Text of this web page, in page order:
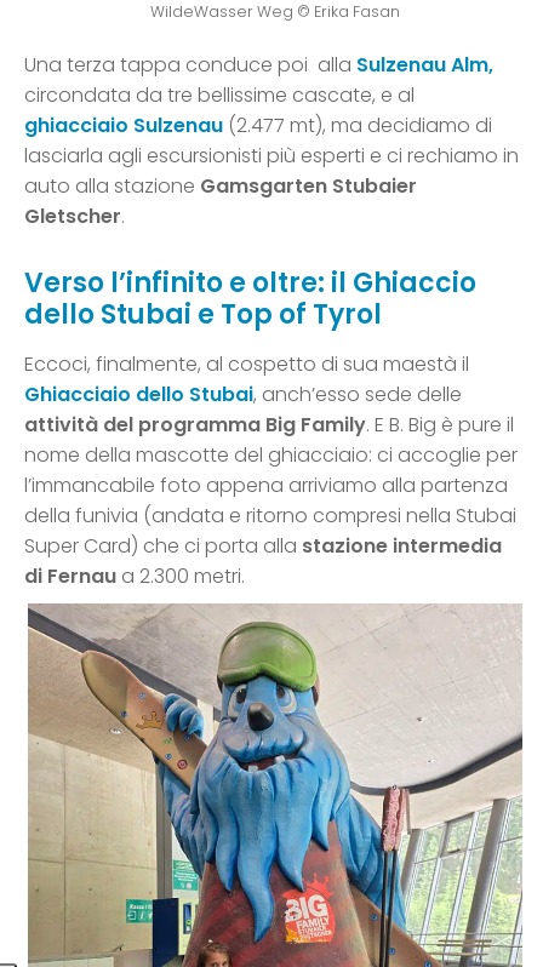
WildeWasser Weg © Erika Fasan
Una terza tappa conduce poi alla Sulzenau Alm,
circondata da tre bellissime cascate, e al
ghiacciaio Sulzenau (2.477 mt), ma decidiamo di
lasciarla agli escursionisti più esperti e ci rechiamo in
auto alla stazione Gamsgarten Stubaier
Gletscher.
Verso l’infinito e oltre: il Ghiaccio
dello Stubai e Top of Tyrol
Eccoci, finalmente, al cospetto di sua maestà il
Ghiacciaio dello Stubai, anch’esso sede delle
attività del programma Big Family. E B. Big è pure il
nome della mascotte del ghiacciaio: ci accoglie per
l’immancabile foto appena arriviamo alla partenza
della funivia (andata e ritorno compresi nella Stubai
Super Card) che ci porta alla stazione intermedia
di Fernau a 2.300 metri.